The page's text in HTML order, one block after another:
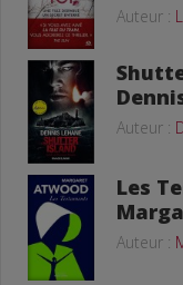
Auteur :
Auteur :
Les
Auteur :